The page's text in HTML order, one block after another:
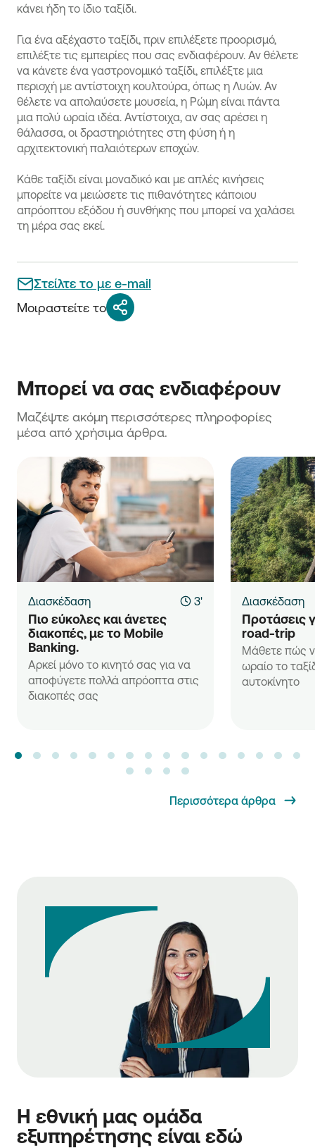
κάνει ήδη το ίδιο ταξίδι.
Για ένα αξέχαστο ταξίδι, πριν επιλέξετε προορισμό,
επιλέξτε τις εμπειρίες που σας ενδιαφέρουν. Αν θέλετε
να κάνετε ένα γαστρονομικό ταξίδι, επιλέξτε μια
περιοχή με αντίστοιχη κουλτούρα, όπως η Λυών. Αν
θέλετε να απολαύσετε μουσεία, η Ρώμη είναι πάντα
μια πολύ ωραία ιδέα. Αντίστοιχα, αν σας αρέσει η
θάλασσα, οι δραστηριότητες στη φύση ή η
αρχιτεκτονική παλαιότερων εποχών.
Κάθε ταξίδι είναι μοναδικό και με απλές κινήσεις
μπορείτε να μειώσετε τις πιθανότητες κάποιου
απρόοπτου εξόδου ή συνθήκης που μπορεί να χαλάσει
τη μέρα σας εκεί.
Στείλτε το με e-mail
Μοιραστείτε το
Μπορεί να σας ενδιαφέρουν
Μαζέψτε ακόμη περισσότερες πληροφορίες
μέσα από χρήσιμα άρθρα.
Διασκέδαση 3'
Πιο εύκολες και άνετες
διακοπές, με το Mobile
Banking.
Αρκεί μόνο το κινητό σας για να
αποφύγετε πολλά απρόοπτα στις
διακοπές σας
Διασκέδαση
Προτάσεις
road-trip
Μάθετε πώς
ωραίο το
αυτοκίνητο
Περισσότερα άρθρα
Η εθνική μας ομάδα
εξυπηρέτησης είναι εδώ